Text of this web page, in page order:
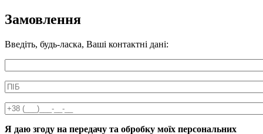
Замовлення
Введіть, будь-ласка, Ваші контактні дані:
ПІБ
Телефон
Я даю згоду на передачу та обробку моїх персональних